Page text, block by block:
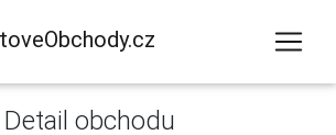
Detail obchodu